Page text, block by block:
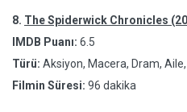
8. The Spiderwick Chronicles
IMDB Puanı: 6.5
Türü: Aksiyon, Macera, Dram,
Filmin Süresi: 96 dakika